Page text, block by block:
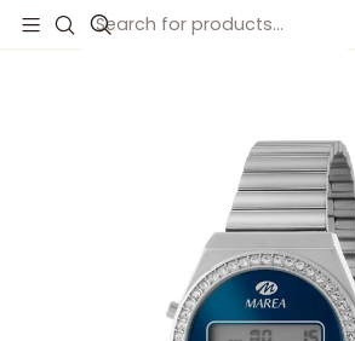
Inicio Catálogo Reloj digital para mujer